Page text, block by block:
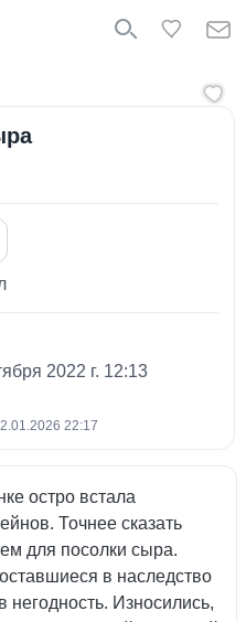
2022 г. 12:13
22:17
остро встала
Точнее сказать
для посолки сыра.
в наследство
Износились,